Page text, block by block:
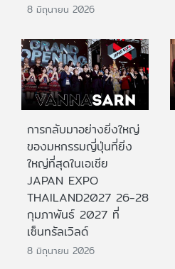
8 มิถุนายน 2026
การกลับมาอย่างยิ่งใหญ่
ของมหกรรมญี่ปุ่นที่ยิ่ง
ใหญ่ที่สุดในเอเชีย
JAPAN EXPO
THAILAND2027 26-28
กุมภาพันธ์ 2027 ที่
เซ็นทรัลเวิลด์
8 มิถุนายน 2026